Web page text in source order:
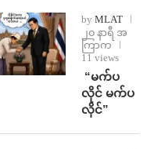
by MLAT
၂၀ နာရီ အ
ကြာက
11 views
⁨ ⁨“မက်ပ
လိုင် မက်ပ
လိုင်”